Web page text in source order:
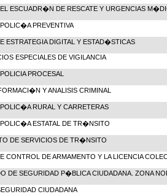
ESCUADR�N DE RESCATE Y URGENCIAS
PREVENTIVA
ESTRATEGIA DIGITAL Y ESTAD�STICAS
ESPECIALES DE VIGILANCIA
PROCESAL
Y ANALISIS CRIMINAL
RURAL Y CARRETERAS
ESTATAL DE TR�NSITO
DE SERVICIOS DE TR�NSITO
CONTROL DE ARMAMENTO Y LA LICENCIA
DE SEGURIDAD P�BLICA CIUDADANA. ZONA
CIUDADANA